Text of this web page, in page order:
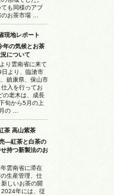
も同様のアプ
お茶市場 …
現地レポート
年の気候とお茶
について
り雲南省に来て
日より、臨滄市
鎮康県、保山市
入を行ってお
の老木は、成長
旬から5月の上
の …
茶 高山紫茶
―紅茶と白茶の
持つ新製法のお
雲南省に滞在
の生産管理、仕
しいお茶の開
年には、従